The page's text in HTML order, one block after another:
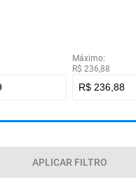
Máximo:
R$ 236,88
APLICAR FILTRO